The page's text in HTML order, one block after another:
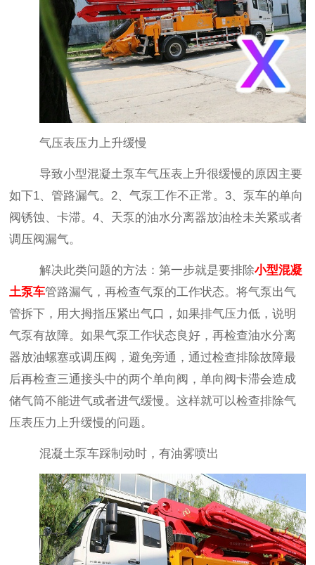
气压表压力上升缓慢
导致小型混凝土泵车气压表上升很缓慢的原因主要
如下1、管路漏气。 2、气泵工作不正常。3、泵车的单向
阀锈蚀、卡滞。4、天泵的油水分离器放油栓未关紧或者
调压阀漏气。
解决此类问题的方法：第一步就是要排除小型混凝
土泵车管路漏气，再检查气泵的工作状态。将气泵出气
管拆下，用大拇指压紧出气口，如果排气压力低，说明
气泵有故障。如果气泵工作状态良好，再检查油水分离
器放油螺塞或调压阀，避免旁通，通过检查排除故障最
后再检查三通接头中的两个单向阀，单向阀卡滞会造成
储气筒不能进气或者进气缓慢。这样就可以检查排除气
压表压力上升缓慢的问题。
混凝土泵车踩制动时，有油雾喷出